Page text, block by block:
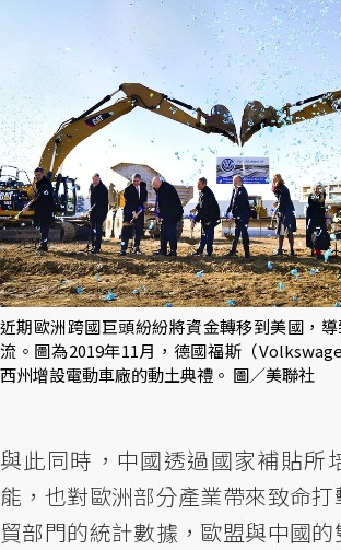
近期歐洲跨國巨頭紛紛將資金轉移到美國，
流。圖為2019年11月，德國福斯（
西州增設電動車廠的動土典禮。 圖／美聯社
與此同時，中國透過國家補貼所
能，也對歐洲部分產業帶來致命
貿部門的統計數據，歐盟與中國